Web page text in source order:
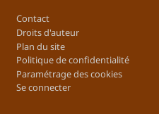
Pied de page
Contact
Droits d'auteur
Plan du site
Politique de confidentialité
Paramétrage des cookies
Se connecter